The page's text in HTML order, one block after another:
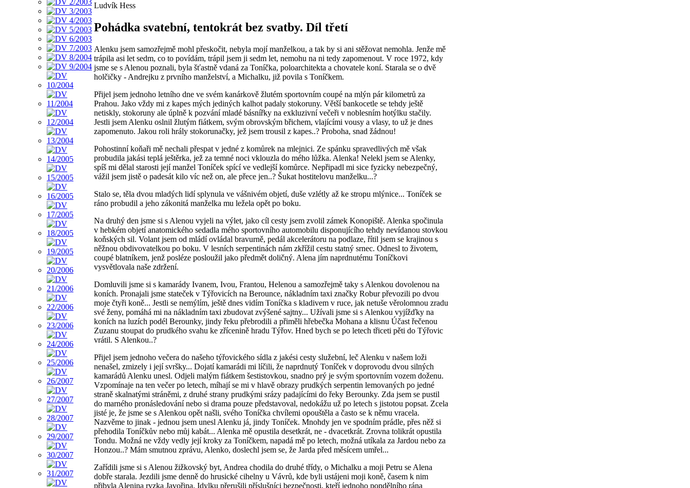
Ludvík Hess
Pohádka svatební, tentokrát bez svatby. Díl třetí
Alenku jsem samozřejmě mohl přeskočit, nebyla mojí manželkou, a tak by si ani stěžovat nemohla. Jenže mě
trápila asi let sedm, co to povídám, trápil jsem ji sedm let, nemohu na ni tedy zapomenout. V roce 1972, kdy
jsme se s Alenou poznali, byla šťastně vdaná za Toníčka, poloarchitekta a chovatele koní. Starala se o dvě
holčičky - Andrejku z prvního manželství, a Michalku, již povila s Toníčkem.
Přijel jsem jednoho letního dne ve svém kanárkově žlutém sportovním coupé na mlýn pár kilometrů za
Prahou. Jako vždy mi z kapes mých jediných kalhot padaly stokoruny. Větší bankocetle se tehdy ještě
netiskly, stokoruny ale úplně k pozvání mladé básnířky na exkluzivní večeři v noblesním hotýlku stačily.
Jestli jsem Alenku oslnil žlutým fiátkem, svým obrovským břichem, vlajícími vousy a vlasy, to už je dnes
zapomenuto. Jakou roli hrály stokorunačky, jež jsem trousil z kapes..? Proboha, snad žádnou!
Pohostinní koňaři mě nechali přespat v jedné z komůrek na mlejnici. Ze spánku spravedlivých mě však
probudila jakási teplá ještěrka, jež za temné noci vklouzla do mého lůžka. Alenka! Nelekl jsem se Alenky,
spíš mi dělal starosti její manžel Toníček spící ve vedlejší komůrce. Nepřipadl mi sice fyzicky nebezpečný,
vážil jsem jistě o padesát kilo víc než on, ale přece jen..? Šukat hostitelovu manželku...?
Stalo se, těla dvou mladých lidí splynula ve vášnivém objetí, duše vzlétly až ke stropu mlýnice... Toníček se
ráno probudil a jeho zákonitá manželka mu ležela opět po boku.
Na druhý den jsme si s Alenou vyjeli na výlet, jako cíl cesty jsem zvolil zámek Konopiště. Alenka spočinula
v hebkém objetí anatomického sedadla mého sportovního automobilu disponujícího tehdy nevídanou stovkou
koňských sil. Volant jsem od mládí ovládal bravurně, pedál akcelerátoru na podlaze, řítil jsem se krajinou s
něžnou obdivovatelkou po boku. V lesních serpentinách nám zkřížil cestu statný srnec. Odnesl to životem,
coupé blatníkem, jenž posléze posloužil jako předmět doličný. Alena jím naprdnutému Toníčkovi
vysvětlovala naše zdržení.
Domluvili jsme si s kamarády Ivanem, Ivou, Frantou, Helenou a samozřejmě taky s Alenkou dovolenou na
koních. Pronajali jsme stateček v Týřovicích na Berounce, nákladním taxi značky Robur převozili po dvou
moje čtyři koně... Jestli se nemýlím, ještě dnes vidím Toníčka s kladivem v ruce, jak netuše věrolomnou zradu
své ženy, pomáhá mi na nákladním taxi zbudovat zvýšené sajtny... Užívali jsme si s Alenkou vyjížďky na
koních na luzích podél Berounky, jindy řeku přebrodili a přiměli hřebečka Mohana a klisnu Účast řečenou
Zuzanu stoupat do prudkého svahu ke zřícenině hradu Týřov. Hned bych se po letech třiceti pěti do Týřovic
vrátil. S Alenkou..?
Přijel jsem jednoho večera do našeho týřovického sídla z jakési cesty služební, leč Alenku v našem loži
nenašel, zmizely i její svršky... Dojatí kamarádi mi líčili, že naprdnutý Toníček v doprovodu dvou silných
kamarádů Alenku unesl. Odjeli malým fiátkem šestistovkou, snadno prý je svým sportovním vozem doženu.
Vzpomínaje na ten večer po letech, míhají se mi v hlavě obrazy prudkých serpentin lemovaných po jedné
straně skalnatými stráněmi, z druhé strany prudkými srázy padajícími do řeky Berounky. Zda jsem se pustil
do marného pronásledování nebo si drama pouze představoval, nedokážu už po letech s jistotou popsat. Zcela
jisté je, že jsme se s Alenkou opět našli, svého Toníčka chvílemi opouštěla a často se k němu vracela.
Nazvěme to jinak - jednou jsem unesl Alenku já, jindy Toníček. Mnohdy jen ve spodním prádle, přes něž si
přehodila Toníčkův nebo můj kabát... Alenka mě opustila desetkrát, ne - dvacetkrát. Zrovna tolikrát opustila
Tondu. Možná ne vždy vedly její kroky za Toníčkem, napadá mě po letech, možná utíkala za Jardou nebo za
Honzou..? Mám smutnou zprávu, Alenko, doslechl jsem se, že Jarda před měsícem umřel...
Zařídili jsme si s Alenou žižkovský byt, Andrea chodila do druhé třídy, o Michalku a moji Petru se Alena
dobře starala. Jezdili jsme denně do hrusické cihelny u Vávrů, kde byli ustájeni moji koně, časem k nim
přibyla Alenina ryzka Javořina. Idylku přerušili příslušníci bezpečnosti, kteří jednoho pondělního rána